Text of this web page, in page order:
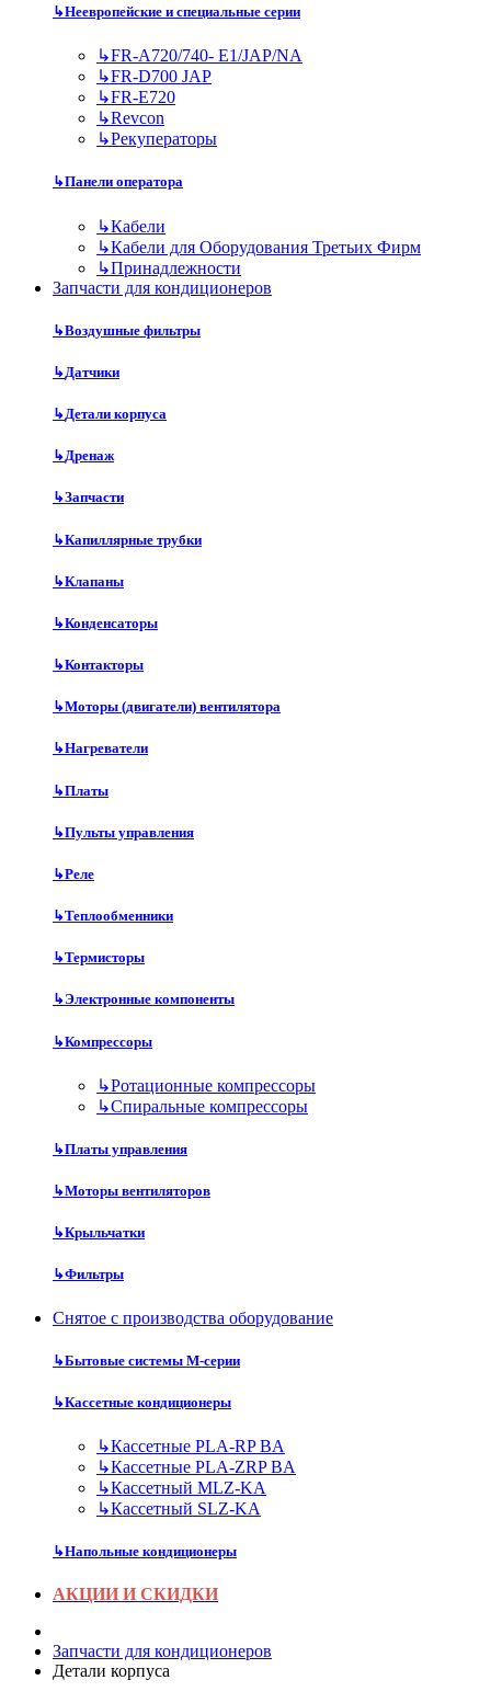
↳Неевропейские и специальные серии
↳FR-A720/740- E1/JAP/NA
↳FR-D700 JAP
↳FR-E720
↳Revcon
↳Рекуператоры
↳Панели оператора
↳Кабели
↳Кабели для Оборудования Третьих Фирм
↳Принадлежности
Запчасти для кондиционеров
↳Воздушные фильтры
↳Датчики
↳Детали корпуса
↳Дренаж
↳Запчасти
↳Капиллярные трубки
↳Клапаны
↳Конденсаторы
↳Контакторы
↳Моторы (двигатели) вентилятора
↳Нагреватели
↳Платы
↳Пульты управления
↳Реле
↳Теплообменники
↳Термисторы
↳Электронные компоненты
↳Компрессоры
↳Ротационные компрессоры
↳Спиральные компрессоры
↳Платы управления
↳Моторы вентиляторов
↳Крыльчатки
↳Фильтры
Снятое с производства оборудование
↳Бытовые системы M-серии
↳Кассетные кондиционеры
↳Кассетные PLA-RP BA
↳Кассетные PLA-ZRP BA
↳Кассетный MLZ-KA
↳Кассетный SLZ-KA
↳Напольные кондиционеры
АКЦИИ И СКИДКИ
Запчасти для кондиционеров
Детали корпуса